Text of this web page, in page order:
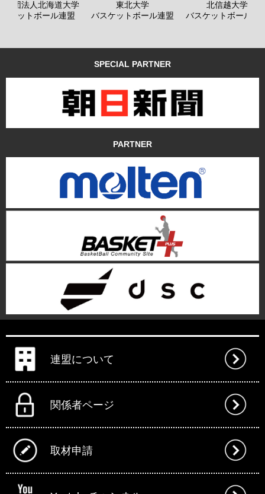
社団法人北海道大学
ケットボール連盟
東北大学
バスケットボール連盟
北信越大学
バスケットボール連
SPECIAL PARTNER
PARTNER
連盟について
関係者ページ
取材申請